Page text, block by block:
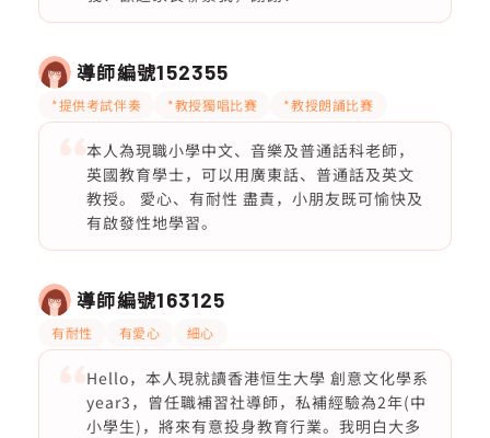
導師編號152355
*提供考試伴奏 *教授獨唱比賽 *教授朗誦比賽
本人為現職小學中文、音樂及普通話科老師，
英國教育學士，可以用廣東話、普通話及英文
教授。 愛心、有耐性 盡責，小朋友既可愉快及
有啟發性地學習。
導師編號163125
有耐性 有愛心 細心
Hello，本人現就讀香港恒生大學 創意文化學系
year3，曾任職補習社導師，私補經驗為2年(中
小學生)，將來有意投身教育行業。我明白大多